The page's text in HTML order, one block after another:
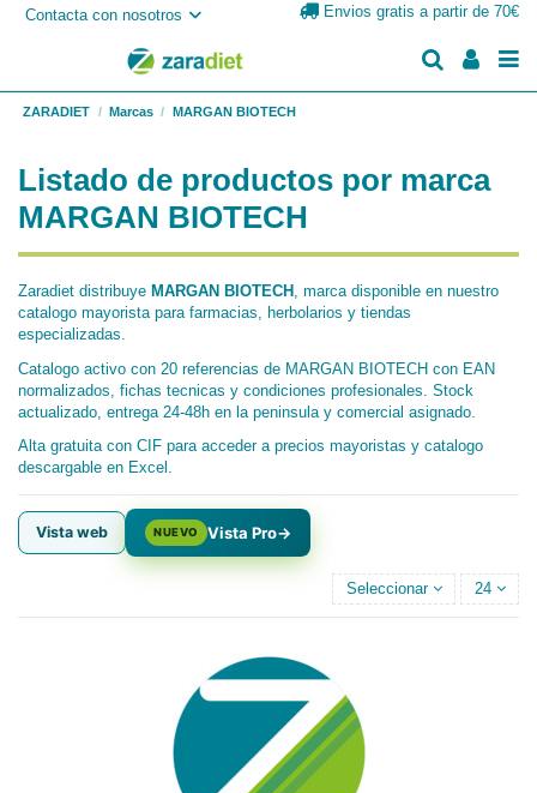
Contacta con nosotros Envios gratis a partir de 70€
ZARADIET Marcas MARGAN BIOTECH
Listado de productos por marca
MARGAN BIOTECH
Zaradiet distribuye MARGAN BIOTECH , marca disponible en nuestro
catalogo mayorista para farmacias, herbolarios y tiendas
especializadas.
Catalogo activo con 20 referencias de MARGAN BIOTECH con EAN
normalizados, fichas tecnicas y condiciones profesionales. Stock
actualizado, entrega 24-48h en la peninsula y comercial asignado.
Alta gratuita con CIF para acceder a precios mayoristas y catalogo
descargable en Excel.
Vista web NUEVO Vista Pro→
Seleccionar 24